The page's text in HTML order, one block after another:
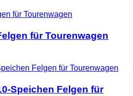
für Tourenwagen
Speichen Felgen für